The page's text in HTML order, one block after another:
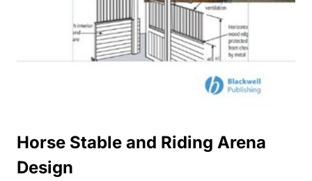
Horse Stable and Riding Arena
Design